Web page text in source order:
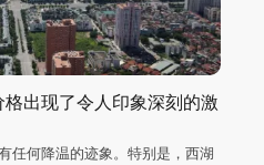
出现了令人印象深刻的激
任何降温的迹象。特别是，西湖